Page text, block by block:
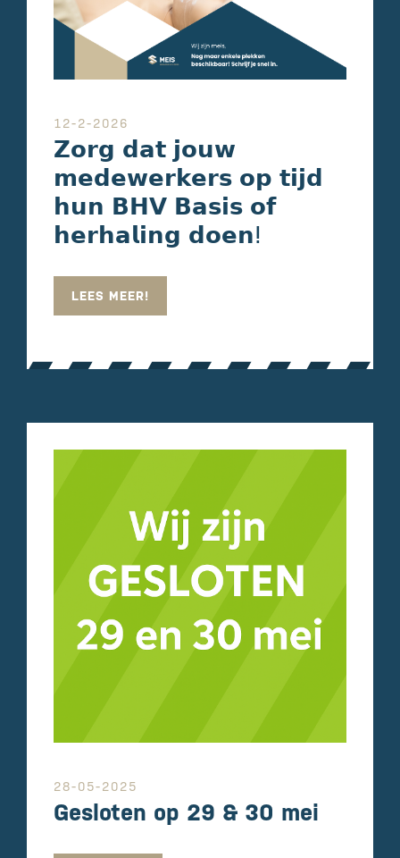
12-2-2026
𝗭𝗼𝗿𝗴 𝗱𝗮𝘁 𝗷𝗼𝘂𝘄
𝗺𝗲𝗱𝗲𝘄𝗲𝗿𝗸𝗲𝗿𝘀 𝗼𝗽 𝘁𝗶𝗷𝗱
𝗵𝘂𝗻 𝗕𝗛𝗩 𝗕𝗮𝘀𝗶𝘀 𝗼𝗳
𝗵𝗲𝗿𝗵𝗮𝗹𝗶𝗻𝗴 𝗱𝗼𝗲𝗻ⵑ
LEES MEER!
28-05-2025
Gesloten op 29 & 30 mei